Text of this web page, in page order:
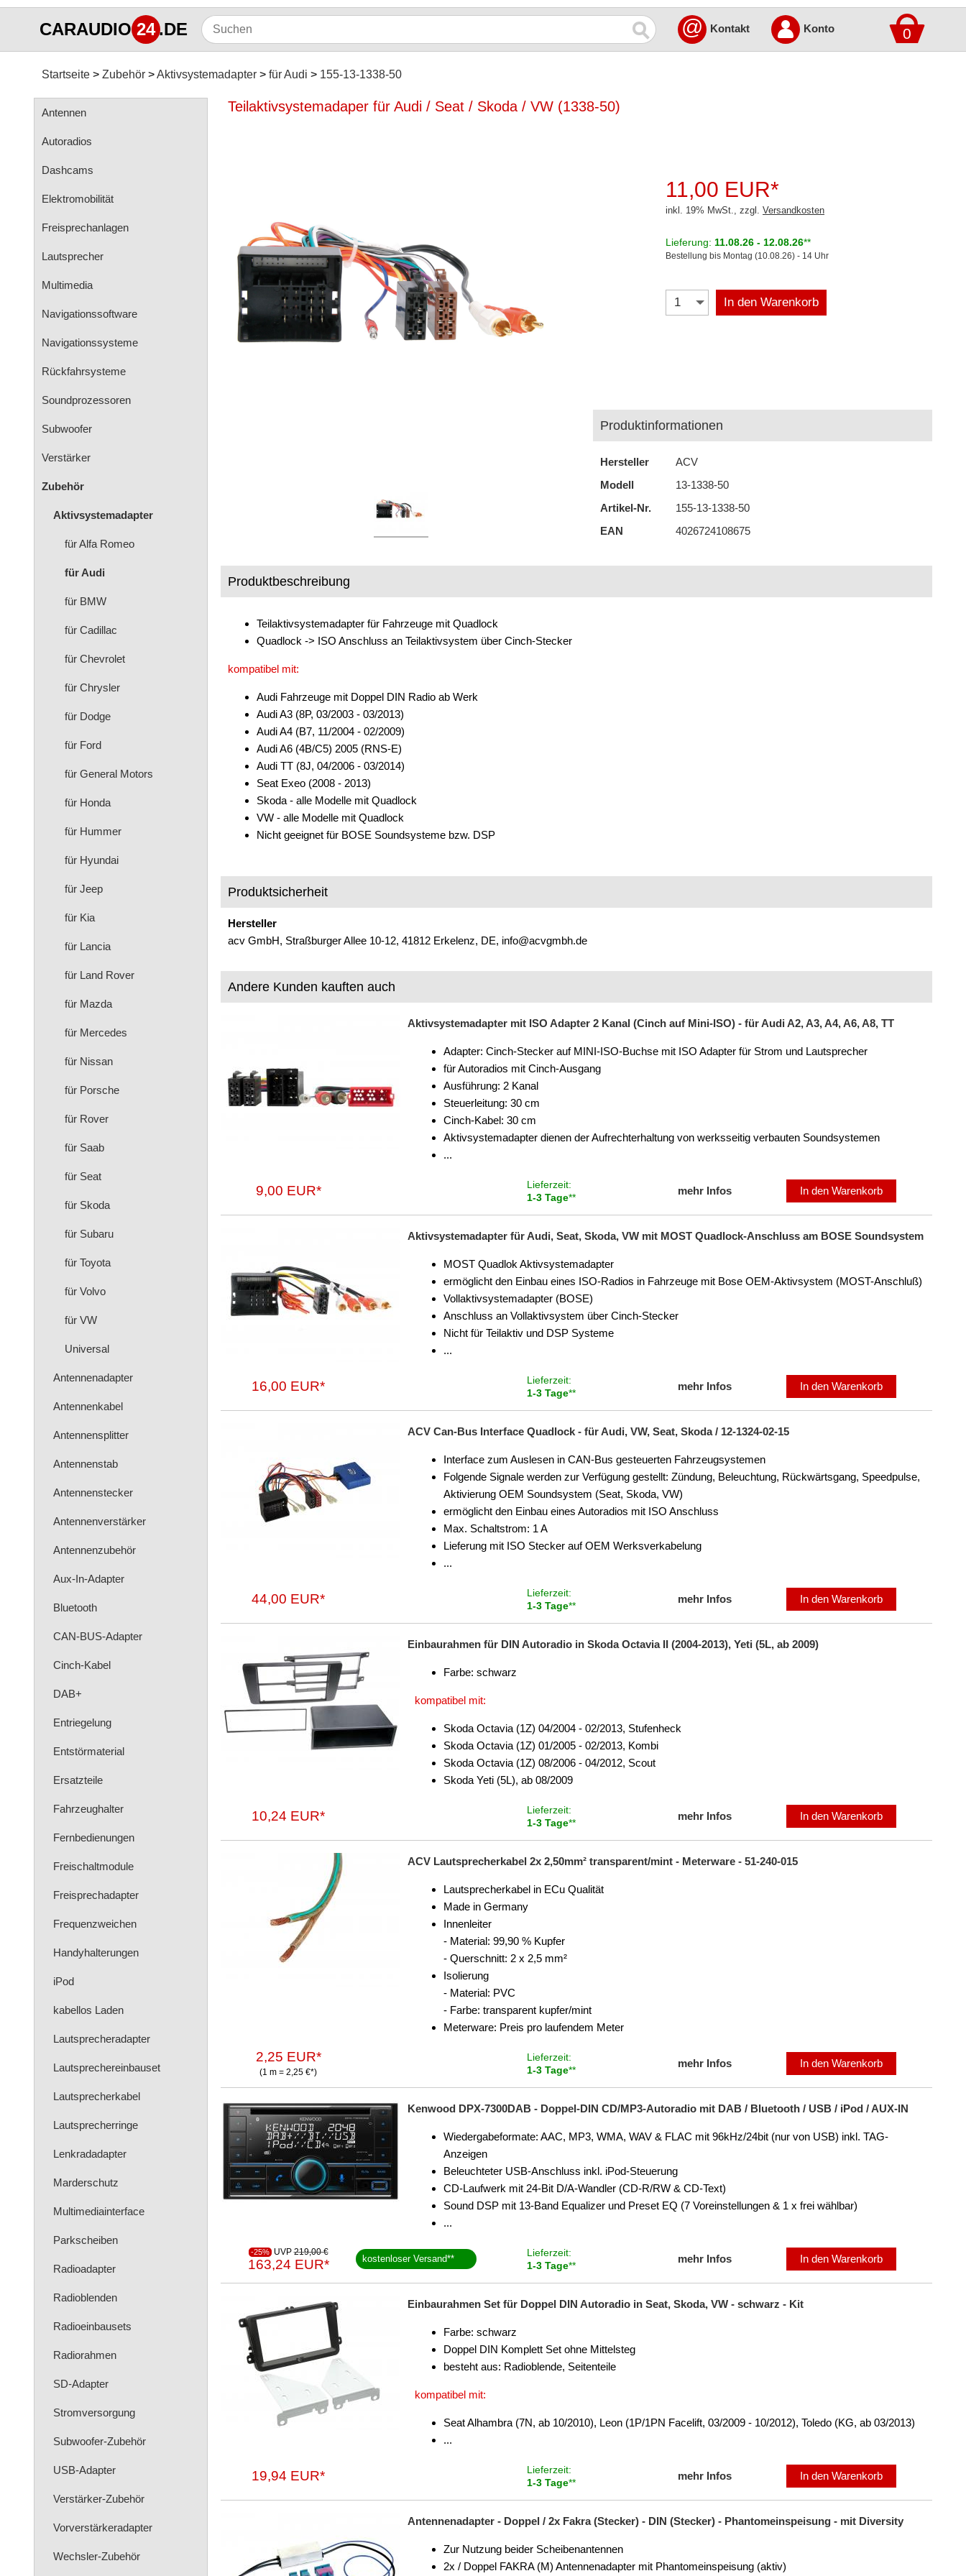
CARAUDIO 24.DE 0
@ Kontakt Konto
Startseite Zubehör Aktivsystemadapter für Audi 155-13-1338-50
Antennen
Autoradios
Dashcams
Elektromobilität
Freisprechanlagen
Lautsprecher
Multimedia
Navigationssoftware
Navigationssysteme
Rückfahrsysteme
Soundprozessoren
Subwoofer
Verstärker
Zubehör
Aktivsystemadapter
für Alfa Romeo
für Audi
für BMW
für Cadillac
für Chevrolet
für Chrysler
für Dodge
für Ford
für General Motors
für Honda
für Hummer
für Hyundai
für Jeep
für Kia
für Lancia
für Land Rover
für Mazda
für Mercedes
für Nissan
für Porsche
für Rover
für Saab
für Seat
für Skoda
für Subaru
für Toyota
für Volvo
für VW
Universal
Antennenadapter
Antennenkabel
Antennensplitter
Antennenstab
Antennenstecker
Antennenverstärker
Antennenzubehör
Aux-In-Adapter
Bluetooth
CAN-BUS-Adapter
Cinch-Kabel
DAB+
Entriegelung
Entstörmaterial
Ersatzteile
Fahrzeughalter
Fernbedienungen
Freischaltmodule
Freisprechadapter
Frequenzweichen
Handyhalterungen
iPod
kabellos Laden
Lautsprecheradapter
Lautsprechereinbauset
Lautsprecherkabel
Lautsprecherringe
Lenkradadapter
Marderschutz
Multimediainterface
Parkscheiben
Radioadapter
Radioblenden
Radioeinbausets
Radiorahmen
SD-Adapter
Stromversorgung
Subwoofer-Zubehör
USB-Adapter
Verstärker-Zubehör
Vorverstärkeradapter
Wechsler-Zubehör
Teilaktivsystemadaper für Audi / Seat / Skoda / VW (1338-50)
11,00 EUR*
inkl. 19% MwSt., zzgl. Versandkosten
Lieferung: 11.08.26 - 12.08.26**
Bestellung bis Montag (10.08.26) - 14 Uhr
In den Warenkorb
Produktinformationen
Hersteller
ACV
Modell
13-1338-50
Artikel-Nr.
155-13-1338-50
EAN
4026724108675
Produktbeschreibung
Teilaktivsystemadapter für Fahrzeuge mit Quadlock
Quadlock -> ISO Anschluss an Teilaktivsystem über Cinch-Stecker
kompatibel mit:
Audi Fahrzeuge mit Doppel DIN Radio ab Werk
Audi A3 (8P, 03/2003 - 03/2013)
Audi A4 (B7, 11/2004 - 02/2009)
Audi A6 (4B/C5) 2005 (RNS-E)
Audi TT (8J, 04/2006 - 03/2014)
Seat Exeo (2008 - 2013)
Skoda - alle Modelle mit Quadlock
VW - alle Modelle mit Quadlock
Nicht geeignet für BOSE Soundsysteme bzw. DSP
Produktsicherheit
Hersteller
acv GmbH, Straßburger Allee 10-12, 41812 Erkelenz, DE, info@acvgmbh.de
Andere Kunden kauften auch
Aktivsystemadapter mit ISO Adapter 2 Kanal (Cinch auf Mini-ISO) - für Audi A2, A3, A4, A6, A8, TT
Adapter: Cinch-Stecker auf MINI-ISO-Buchse mit ISO Adapter für Strom und Lautsprecher
für Autoradios mit Cinch-Ausgang
Ausführung: 2 Kanal
Steuerleitung: 30 cm
Cinch-Kabel: 30 cm
Aktivsystemadapter dienen der Aufrechterhaltung von werksseitig verbauten Soundsystemen
...
9,00 EUR*
Lieferzeit:
1-3 Tage**
mehr Infos In den Warenkorb
Aktivsystemadapter für Audi, Seat, Skoda, VW mit MOST Quadlock-Anschluss am BOSE Soundsystem
MOST Quadlok Aktivsystemadapter
ermöglicht den Einbau eines ISO-Radios in Fahrzeuge mit Bose OEM-Aktivsystem (MOST-Anschluß)
Vollaktivsystemadapter (BOSE)
Anschluss an Vollaktivsystem über Cinch-Stecker
Nicht für Teilaktiv und DSP Systeme
...
16,00 EUR*
Lieferzeit:
1-3 Tage**
mehr Infos In den Warenkorb
ACV Can-Bus Interface Quadlock - für Audi, VW, Seat, Skoda / 12-1324-02-15
Interface zum Auslesen in CAN-Bus gesteuerten Fahrzeugsystemen
Folgende Signale werden zur Verfügung gestellt: Zündung, Beleuchtung, Rückwärtsgang, Speedpulse,
Aktivierung OEM Soundsystem (Seat, Skoda, VW)
ermöglicht den Einbau eines Autoradios mit ISO Anschluss
Max. Schaltstrom: 1 A
Lieferung mit ISO Stecker auf OEM Werksverkabelung
...
44,00 EUR*
Lieferzeit:
1-3 Tage**
mehr Infos In den Warenkorb
Einbaurahmen für DIN Autoradio in Skoda Octavia II (2004-2013), Yeti (5L, ab 2009)
Farbe: schwarz
kompatibel mit:
Skoda Octavia (1Z) 04/2004 - 02/2013, Stufenheck
Skoda Octavia (1Z) 01/2005 - 02/2013, Kombi
Skoda Octavia (1Z) 08/2006 - 04/2012, Scout
Skoda Yeti (5L), ab 08/2009
10,24 EUR*
Lieferzeit:
1-3 Tage**
mehr Infos In den Warenkorb
ACV Lautsprecherkabel 2x 2,50mm² transparent/mint - Meterware - 51-240-015
Lautsprecherkabel in ECu Qualität
Made in Germany
Innenleiter
- Material: 99,90 % Kupfer
- Querschnitt: 2 x 2,5 mm²
Isolierung
- Material: PVC
- Farbe: transparent kupfer/mint
Meterware: Preis pro laufendem Meter
2,25 EUR*
(1 m = 2,25 €*)
Lieferzeit:
1-3 Tage**
mehr Infos In den Warenkorb
Kenwood DPX-7300DAB - Doppel-DIN CD/MP3-Autoradio mit DAB / Bluetooth / USB / iPod / AUX-IN
Wiedergabeformate: AAC, MP3, WMA, WAV & FLAC mit 96kHz/24bit (nur von USB) inkl. TAG-
Anzeigen
Beleuchteter USB-Anschluss inkl. iPod-Steuerung
CD-Laufwerk mit 24-Bit D/A-Wandler (CD-R/RW & CD-Text)
Sound DSP mit 13-Band Equalizer und Preset EQ (7 Voreinstellungen & 1 x frei wählbar)
...
-25% UVP 219,00 €
163,24 EUR* kostenloser Versand**
Lieferzeit:
1-3 Tage**
mehr Infos In den Warenkorb
Einbaurahmen Set für Doppel DIN Autoradio in Seat, Skoda, VW - schwarz - Kit
Farbe: schwarz
Doppel DIN Komplett Set ohne Mittelsteg
besteht aus: Radioblende, Seitenteile
kompatibel mit:
Seat Alhambra (7N, ab 10/2010), Leon (1P/1PN Facelift, 03/2009 - 10/2012), Toledo (KG, ab 03/2013)
...
19,94 EUR*
Lieferzeit:
1-3 Tage**
mehr Infos In den Warenkorb
Antennenadapter - Doppel / 2x Fakra (Stecker) - DIN (Stecker) - Phantomeinspeisung - mit Diversity
Zur Nutzung beider Scheibenantennen
2x / Doppel FAKRA (M) Antennenadapter mit Phantomeinspeisung (aktiv)